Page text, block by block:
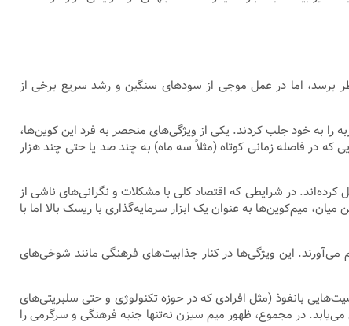
برسد، اما در عمل موجی از سودهای سنگین و رشد سریع برخی از
را به خود جلب کردند. یکی از ویژگی‌های منحصر به فرد این کوین‌ها،
که در فاصله زمانی کوتاه (مثلاً سه ماه) به چند صد یا حتی چند هزار
در شرایطی که اقتصاد کلی با مشکلات و نگرانی‌های ناشی از
میم‌کوین‌ها به عنوان یک ابزار سرمایه‌گذاری با ریسک بالا اما با
می‌آورند. این ویژگی‌ها در کنار جذابیت‌های فرهنگی مانند شوخی‌های
بانفوذ (مثل افرادی که در حوزه تکنولوژی و حتی سلبریتی‌های
در مجموع، ظهور میم سیزن نه‌تنها جنبه فرهنگی و سرگرمی را